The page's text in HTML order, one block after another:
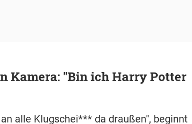
Kamera: "Bin ich Harry Potter
alle Klugschei*** da draußen", beginnt